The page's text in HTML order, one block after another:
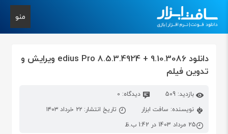
منو
دانلود edius Pro 8.5.3.4924 + 9.10.3086 ویرایش و
تدوین فیلم
بازدید: 509
دیدگاه: 0
نویسنده: سافت ابزار
تاریخ انتشار: ۲۲ خرداد ۱۴۰۳
25 مرداد 1403 در 1:42 ب.ظ